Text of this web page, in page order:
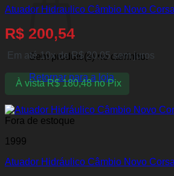
Sem produto(s) no carrinho.
Retornar para a loja
Atuador Hidraulico Câmbio Novo
R$ 200,54
Em até 10x deR$20,05sem juros
À vista R$180,48 no Pix
Fora de estoque
1999
Atuador Hidráulico Câmbio Novo